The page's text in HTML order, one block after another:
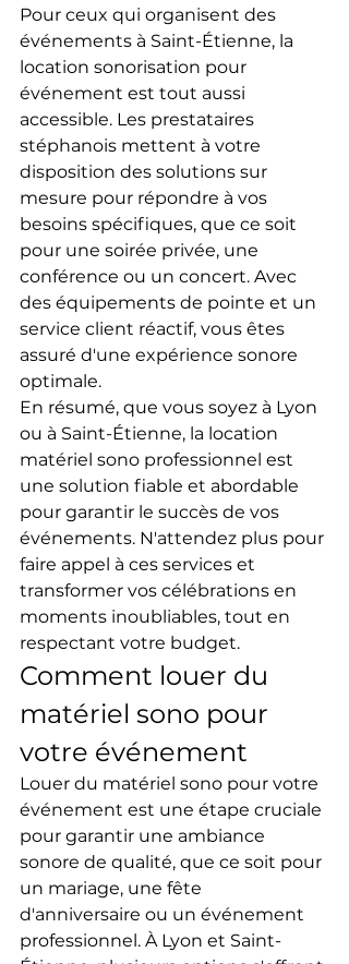
Pour ceux qui organisent des
événements à Saint-Étienne, la
location sonorisation pour
événement est tout aussi
accessible. Les prestataires
stéphanois mettent à votre
disposition des solutions sur
mesure pour répondre à vos
besoins spécifiques, que ce soit
pour une soirée privée, une
conférence ou un concert. Avec
des équipements de pointe et un
service client réactif, vous êtes
assuré d'une expérience sonore
optimale.
En résumé, que vous soyez à Lyon
ou à Saint-Étienne, la location
matériel sono professionnel est
une solution fiable et abordable
pour garantir le succès de vos
événements. N'attendez plus pour
faire appel à ces services et
transformer vos célébrations en
moments inoubliables, tout en
respectant votre budget.
Comment louer du
matériel sono pour
votre événement
Louer du matériel sono pour votre
événement est une étape cruciale
pour garantir une ambiance
sonore de qualité, que ce soit pour
un mariage, une fête
d'anniversaire ou un événement
professionnel. À Lyon et Saint-